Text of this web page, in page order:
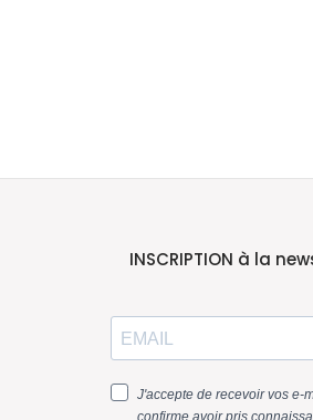
INSCRIPTION à la